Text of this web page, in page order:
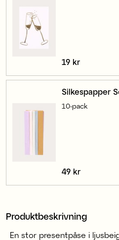
Pris:
19 kr
Silkespapper
10-pack
Pris:49 kr
49 kr
Produktbeskrivning
En stor presentpåse i